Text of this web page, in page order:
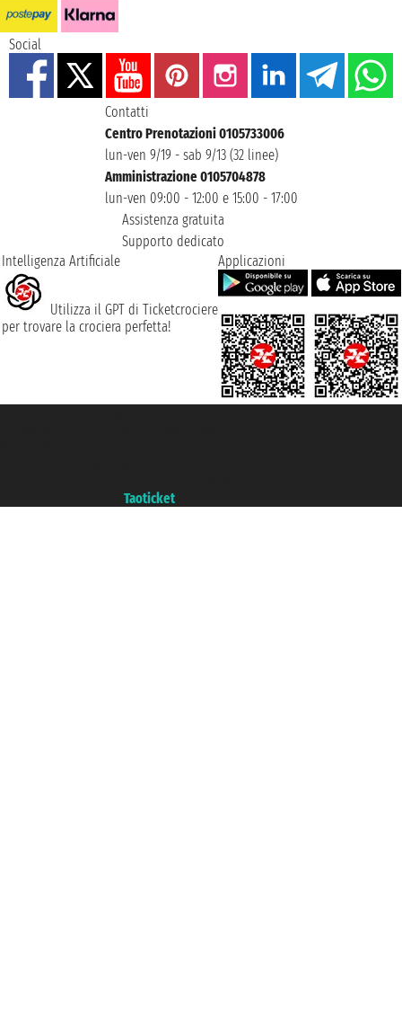
Social
Contatti
Centro Prenotazioni 0105733006
lun-ven 9/19 - sab 9/13 (32 linee)
Amministrazione 0105704878
lun-ven 09:00 - 12:00 e 15:00 - 17:00
Assistenza gratuita
Supporto dedicato
Intelligenza Artificiale
Utilizza il GPT di Ticketcrociere
per trovare la crociera perfetta!
Applicazioni
Taoticket